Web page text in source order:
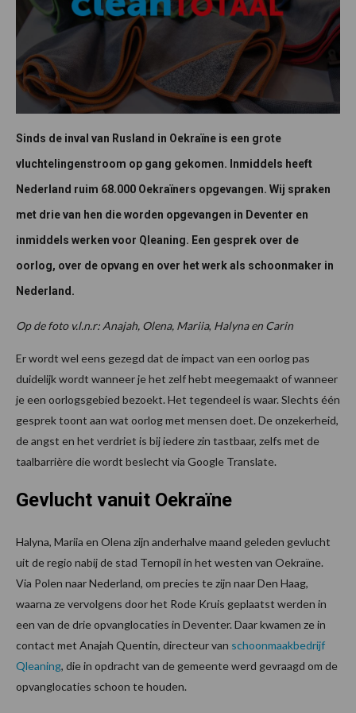
Sinds de inval van Rusland in Oekraïne is een grote
vluchtelingenstroom op gang gekomen. Inmiddels heeft
Nederland ruim 68.000 Oekraïners opgevangen. Wij spraken
met drie van hen die worden opgevangen in Deventer en
inmiddels werken voor Qleaning. Een gesprek over de
oorlog, over de opvang en over het werk als schoonmaker in
Nederland.
Op de foto v.l.n.r: Anajah, Olena, Mariia, Halyna en Carin
Er wordt wel eens gezegd dat de impact van een oorlog pas
duidelijk wordt wanneer je het zelf hebt meegemaakt of wanneer
je een oorlogsgebied bezoekt. Het tegendeel is waar. Slechts één
gesprek toont aan wat oorlog met mensen doet. De onzekerheid,
de angst en het verdriet is bij iedere zin tastbaar, zelfs met de
taalbarrière die wordt beslecht via Google Translate.
Gevlucht vanuit Oekraïne
Halyna, Mariia en Olena zijn anderhalve maand geleden gevlucht
uit de regio nabij de stad Ternopil in het westen van Oekraïne.
Via Polen naar Nederland, om precies te zijn naar Den Haag,
waarna ze vervolgens door het Rode Kruis geplaatst werden in
een van de drie opvanglocaties in Deventer. Daar kwamen ze in
contact met Anajah Quentin, directeur van schoonmaakbedrijf
Qleaning, die in opdracht van de gemeente werd gevraagd om de
opvanglocaties schoon te houden.